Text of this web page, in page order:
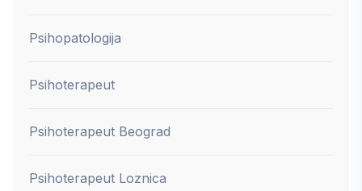
Psihopatologija
Psihoterapeut
Psihoterapeut Beograd
Psihoterapeut Loznica